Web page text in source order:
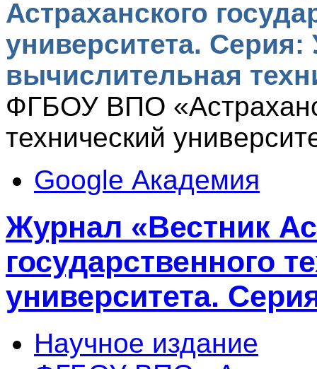
Астраханского
университета. Серия:
вычислительная
ФГБОУ ВПО
технический
Google Академия
Журнал «Вестник
государственного
университета.
Научное издание